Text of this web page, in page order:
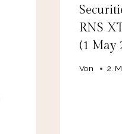
RNS
(1 May
Von 2.